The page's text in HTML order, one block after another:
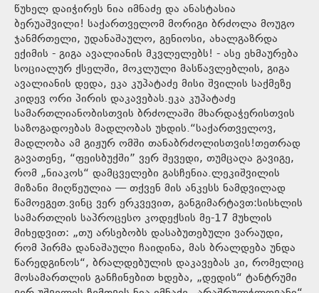
წუხელ დაიჭირეს ნია იმნაძე და ანასტასია
ბერუაშვილი! საქართველომ მორიგი ბრძოლა მოუგო
ჯანმრთელი, უდანაშაულო, გენიოსი, ახალგაზრდა
ექიმის - გიგა ავალიანის მკვლელებს! - ასე ეხმაურება
სოციალურ ქსელში, მოკლული მასწავლებლის, გიგა
ავალიანის დედა, ეკა კუპატაძე მისი შვილის საქმეზე
კიდევ ორი პირის დაკავებას.ეკა კუპატაძე
სამართლიანობისთვის ბრძოლაში მხარდაჭერისთვის
საზოგადოებას მადლობას უხდის.“საქართველოვ,
მადლობა ამ გიჟურ ომში თანაბრძოლისთვის!თეთრად
გავათენე, “ფეისბუქში” ვერ შევედი, თუმცაღა გავიგე,
რომ „ნიაკოს“ დამცველები გასჩენია.ლეკიშვილის
მიზანი მიღწეულია — თქვენ მის ანკესს ნამდვილად
წამოეგეთ.ვინც ვერ ერკვევით, განგიმარტავთ:სისხლის
სამართლის საპროცესო კოდექსის მე-17 მუხლის
მიხედვით: „თუ არსებობს დასაბუთებული ვარაუდი,
რომ პირმა დანაშაული ჩაიდინა, მას ბრალდება უნდა
წარედგინოს“, ბრალდებულის დაკავებას კი, რომელიც
მოსამართლის განჩინებით ხდება, „დედის“ ტანტრუმი